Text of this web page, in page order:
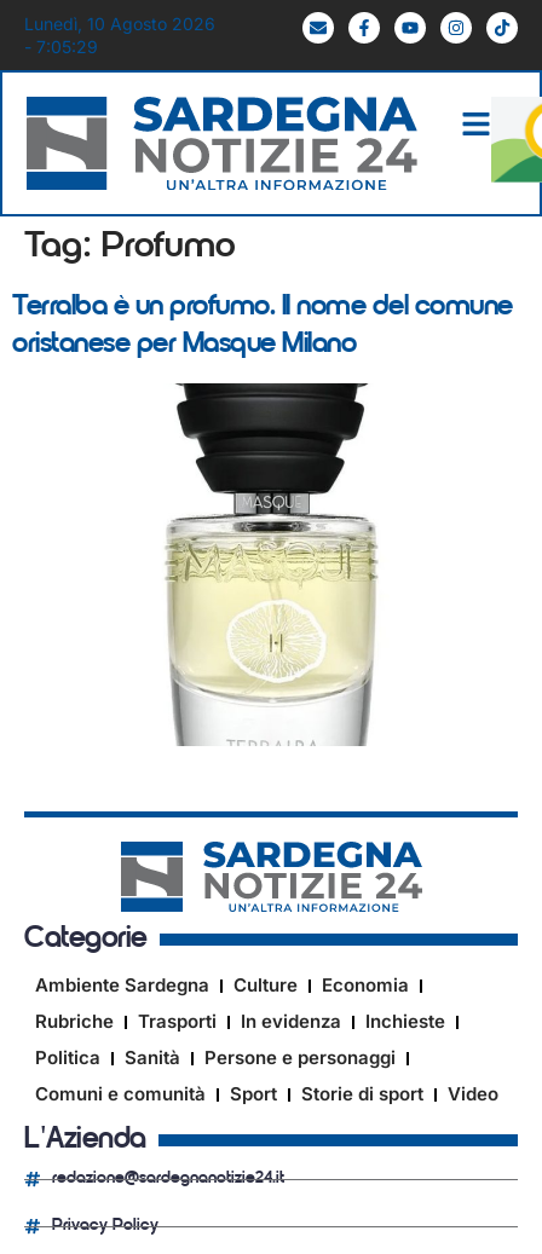
Lunedì, 10 Agosto 2026
- 7:05:29
Tag: Profumo
Terralba è un profumo. Il nome del comune
oristanese per Masque Milano
Categorie
Ambiente Sardegna Culture
Economia
Rubriche
Trasporti In evidenza
Inchieste
Politica
Sanità
Persone e personaggi
Comuni e comunità
Sport Storie di sport Video
L'Azienda
redazione@sardegnanotizie24.it
Privacy Policy